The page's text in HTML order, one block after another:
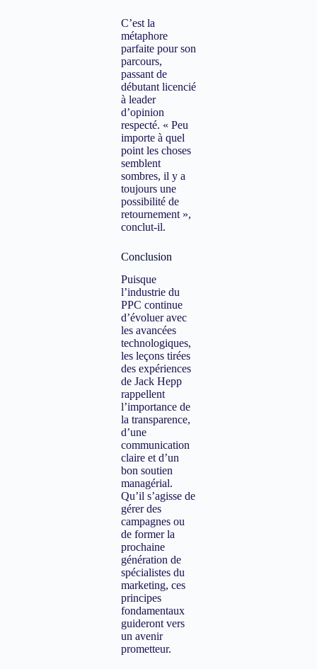
C’est la
métaphore
parfaite pour son
parcours,
passant de
débutant licencié
à leader
d’opinion
respecté. « Peu
importe à quel
point les choses
semblent
sombres, il y a
toujours une
possibilité de
retournement »,
conclut-il.
Conclusion
Puisque
l’industrie du
PPC continue
d’évoluer avec
les avancées
technologiques,
les leçons tirées
des expériences
de Jack Hepp
rappellent
l’importance de
la transparence,
d’une
communication
claire et d’un
bon soutien
managérial.
Qu’il s’agisse de
gérer des
campagnes ou
de former la
prochaine
génération de
spécialistes du
marketing, ces
principes
fondamentaux
guideront vers
un avenir
prometteur.